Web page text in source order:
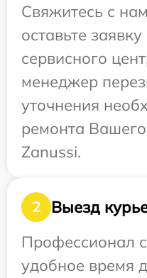
Свяжитесь с
оставьте
сервисного
менеджер
уточнения
ремонта Вашего
Zanussi.
2
Выезд
Профессионал
удобное время